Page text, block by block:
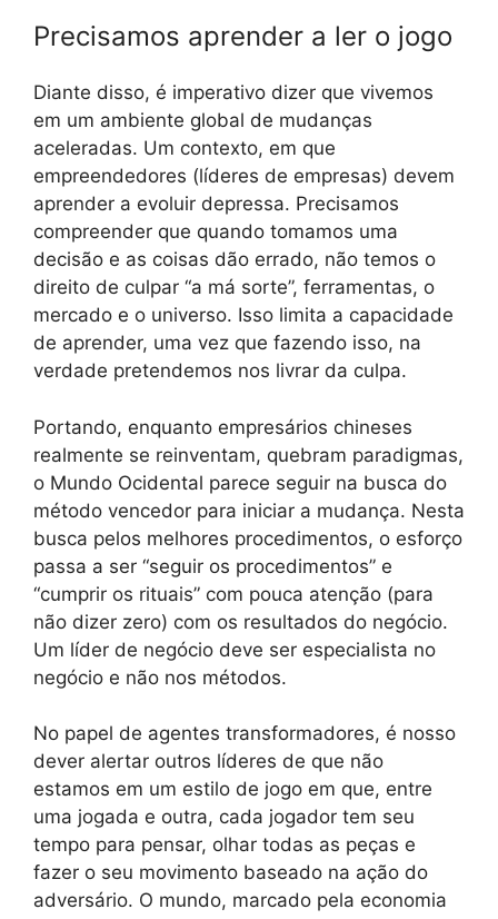
Precisamos aprender a ler o jogo
Diante disso, é imperativo dizer que vivemos
em um ambiente global de mudanças
aceleradas. Um contexto, em que
empreendedores (líderes de empresas) devem
aprender a evoluir depressa. Precisamos
compreender que quando tomamos uma
decisão e as coisas dão errado, não temos o
direito de culpar “a má sorte”, ferramentas, o
mercado e o universo. Isso limita a capacidade
de aprender, uma vez que fazendo isso, na
verdade pretendemos nos livrar da culpa.
Portando, enquanto empresários chineses
realmente se reinventam, quebram paradigmas,
o Mundo Ocidental parece seguir na busca do
método vencedor para iniciar a mudança. Nesta
busca pelos melhores procedimentos, o esforço
passa a ser “seguir os procedimentos” e
“cumprir os rituais” com pouca atenção (para
não dizer zero) com os resultados do negócio.
Um líder de negócio deve ser especialista no
negócio e não nos métodos.
No papel de agentes transformadores, é nosso
dever alertar outros líderes de que não
estamos em um estilo de jogo em que, entre
uma jogada e outra, cada jogador tem seu
tempo para pensar, olhar todas as peças e
fazer o seu movimento baseado na ação do
adversário. O mundo, marcado pela economia